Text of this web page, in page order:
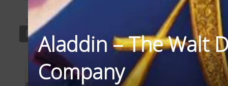
TYPE
DISPLAY PRINT CULTURE
FILTRER PAR
Aladdin – The Walt
Company